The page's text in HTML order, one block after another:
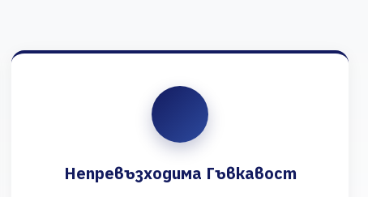
Непревъзходима Гъвкавост